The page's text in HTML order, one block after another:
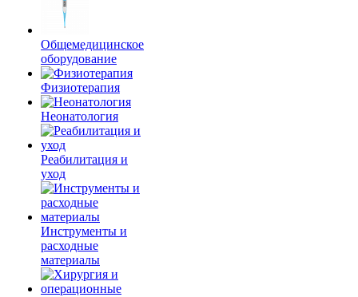
Общемедицинское
оборудование
Физиотерапия
Неонатология
Реабилитация и
уход
Инструменты и
расходные
материалы